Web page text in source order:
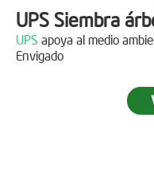
UPS Siembra
UPS apoya al medio
Envigado